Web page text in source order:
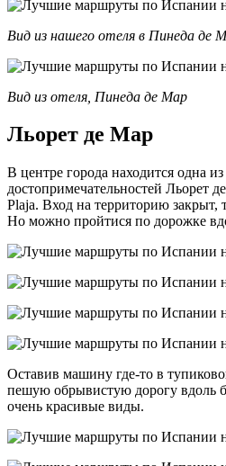
Вид из нашего отеля в Пинеда де
Вид из отеля, Пинеда де Мар
Льорет де Мар
В центре города находится одна
достопримечательностей Льорет
Plaja. Вход на территорию закрыт,
Но можно пройтися по дорожке
Оставив машину где-то в
пешую обрывистую дорогу вдоль
очень красивые виды.